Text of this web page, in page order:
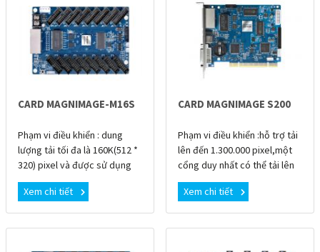
CARD MAGNIMAGE-M16S
Phạm vi điều khiển : dung
lượng tải tối đa là 160K(512 *
320) pixel và được sử dụng
với phần mềm CLINK.LED-
M16S là card nhận FPGA đa
năng tích hợp gia
Xem chi tiết
CARD MAGNIMAGE S200
Phạm vi điều khiển :hỗ trợ tải
lên đến 1.300.000 pixel,một
cổng duy nhất có thể tải lên
đến 650.000 pixel.LED-S200 là
card phát cơ bản được phát
triển
Xem chi tiết